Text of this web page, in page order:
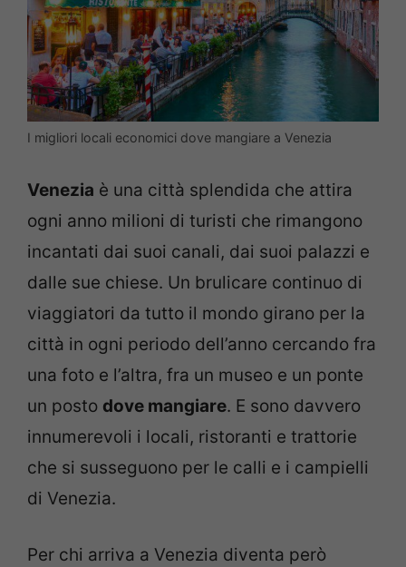
I migliori locali economici dove mangiare a Venezia
Venezia è una città splendida che attira
ogni anno milioni di turisti che rimangono
incantati dai suoi canali, dai suoi palazzi e
dalle sue chiese. Un brulicare continuo di
viaggiatori da tutto il mondo girano per la
città in ogni periodo dell’anno cercando fra
una foto e l’altra, fra un museo e un ponte
un posto dove mangiare. E sono davvero
innumerevoli i locali, ristoranti e trattorie
che si susseguono per le calli e i campielli
di Venezia.
Per chi arriva a Venezia diventa però